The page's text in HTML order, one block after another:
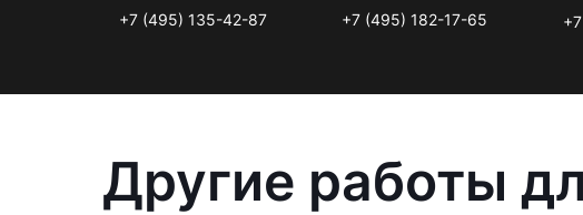
+7 (495) 135-42-87
+7 (495) 182-17-65
Другие работы